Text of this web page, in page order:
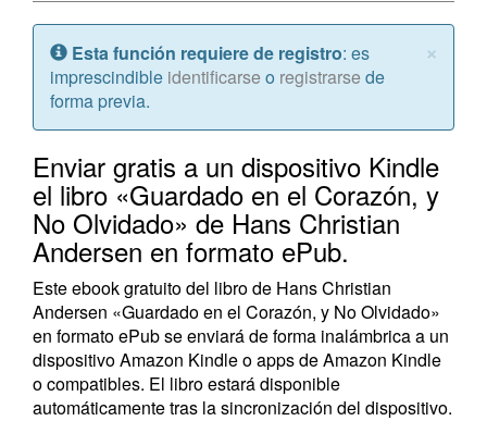
×
Atención:
Esta función requiere de registro: es
imprescindible identificarse o registrarse de
forma previa.
Enviar gratis a un dispositivo Kindle
el libro «Guardado en el Corazón, y
No Olvidado» de Hans Christian
Andersen en formato ePub.
Este ebook gratuito del libro de Hans Christian
Andersen «Guardado en el Corazón, y No Olvidado»
en formato ePub se enviará de forma inalámbrica a un
dispositivo Amazon Kindle o apps de Amazon Kindle
o compatibles. El libro estará disponible
automáticamente tras la sincronización del dispositivo.